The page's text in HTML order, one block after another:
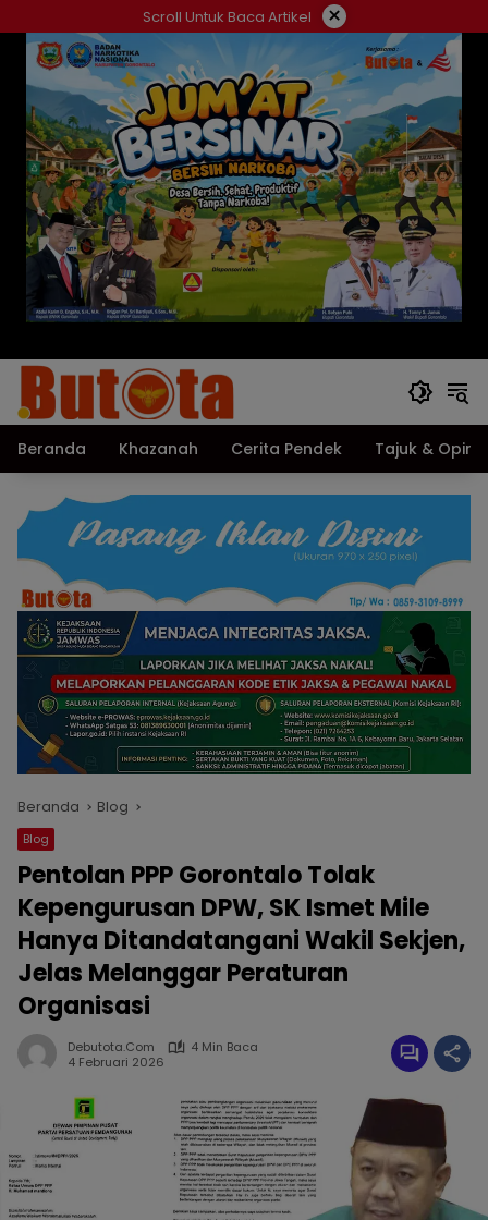
ke
konten
Scroll Untuk Baca Artikel ×
Beranda Khazanah Cerita Pendek Tajuk & Opini
Beranda Blog
Blog
Pentolan PPP Gorontalo Tolak
Kepengurusan DPW, SK Ismet Mile
Hanya Ditandatangani Wakil Sekjen,
Jelas Melanggar Peraturan
Organisasi
Debutota.com
4 Min Baca
4 Februari 2026